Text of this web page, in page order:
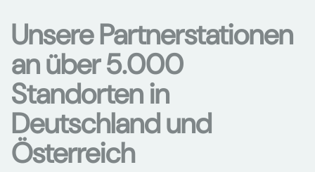
Unsere Partnerstationen
an über 5.000
Standorten in
Deutschland und
Österreich